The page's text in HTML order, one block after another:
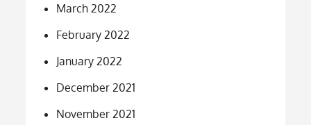
March 2022
February 2022
January 2022
December 2021
November 2021